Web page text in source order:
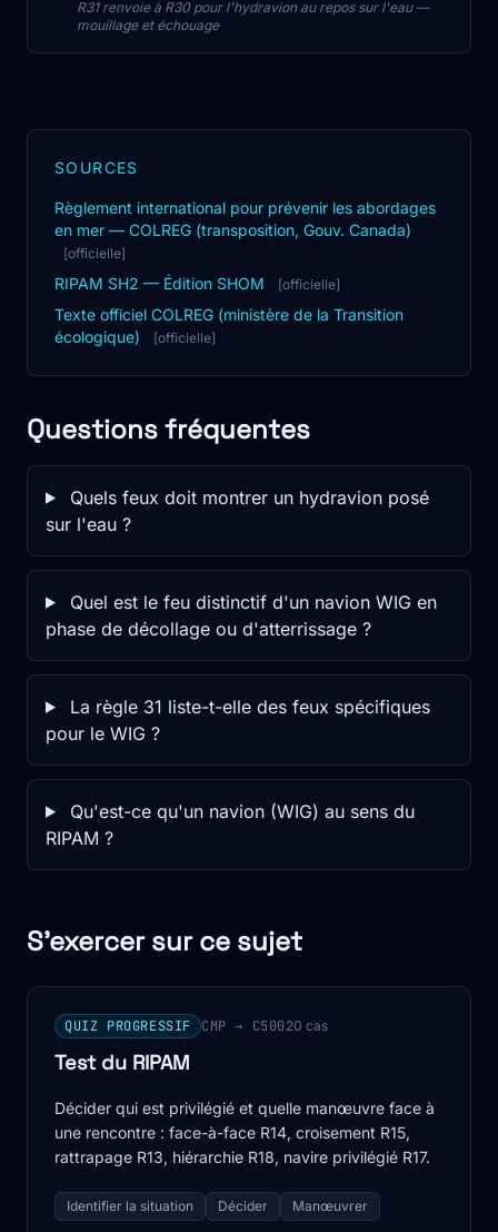
Identifier un navire immobilisé de nuit pour le CMP.
R31 renvoie à R30 pour l'hydravion au repos sur l'eau —
mouillage et échouage
SOURCES
Règlement international pour prévenir les abordages
en mer — COLREG (transposition, Gouv. Canada)
[officielle]
RIPAM SH2 — Édition SHOM [officielle]
Texte officiel COLREG (ministère de la Transition
écologique)
[officielle]
Questions fréquentes
Quels feux doit montrer un hydravion posé
sur l'eau ?
Quel est le feu distinctif d'un navion WIG en
phase de décollage ou d'atterrissage ?
La règle 31 liste-t-elle des feux spécifiques
pour le WIG ?
Qu'est-ce qu'un navion (WIG) au sens du
RIPAM ?
S'exercer sur ce sujet
QUIZ PROGRESSIF CMP → C50020 cas
Test du RIPAM
Décider qui est privilégié et quelle manœuvre face à
une rencontre : face-à-face R14, croisement R15,
rattrapage R13, hiérarchie R18, navire privilégié R17.
Identifier la situation Décider Manœuvrer